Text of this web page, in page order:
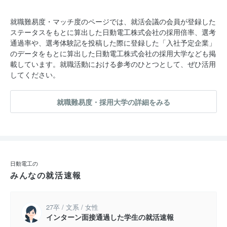
就職難易度・マッチ度のページでは、就活会議の会員が登録した
ステータスをもとに算出した日動電工株式会社の採用倍率、選考
通過率や、選考体験記を投稿した際に登録した「入社予定企業」
のデータをもとに算出した日動電工株式会社の採用大学なども掲
載しています。就職活動における参考のひとつとして、ぜひ活用
してください。
就職難易度・採用大学の詳細をみる
日動電工の
みんなの就活速報
27卒 / 文系 / 女性
インターン面接通過した学生の就活速報